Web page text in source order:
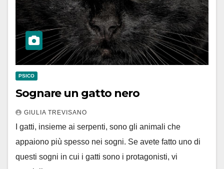
PSICO
Sognare un gatto nero
GIULIA TREVISANO
I gatti, insieme ai serpenti, sono gli animali che
appaiono più spesso nei sogni. Se avete fatto uno di
questi sogni in cui i gatti sono i protagonisti, vi